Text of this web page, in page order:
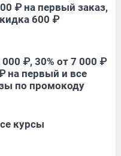
₽ на первый заказ,
600 ₽
₽, 30% от 7 000 ₽
на первый и все
по промокоду
курсы